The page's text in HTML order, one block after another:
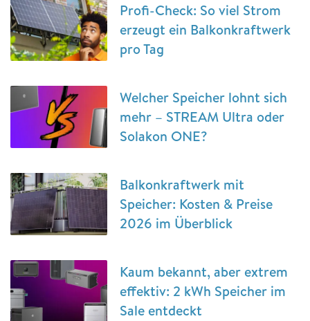
Profi-Check: So viel Strom
erzeugt ein Balkonkraftwerk
pro Tag
Welcher Speicher lohnt sich
mehr – STREAM Ultra oder
Solakon ONE?
Balkonkraftwerk mit
Speicher: Kosten & Preise
2026 im Überblick
Kaum bekannt, aber extrem
effektiv: 2 kWh Speicher im
Sale entdeckt